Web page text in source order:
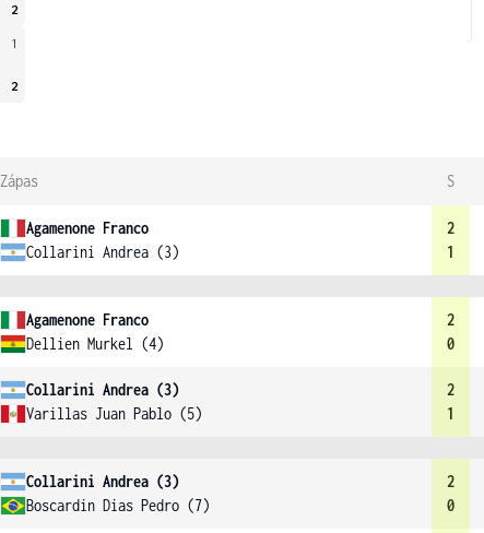
2
1
2
Zápas S
Agamenone Franco
Collarini Andrea (3)
2
1
Agamenone Franco
Dellien Murkel (4)
2
0
Collarini Andrea (3)
Varillas Juan Pablo (5)
2
1
Collarini Andrea (3)
Boscardin Dias Pedro (7)
2
0